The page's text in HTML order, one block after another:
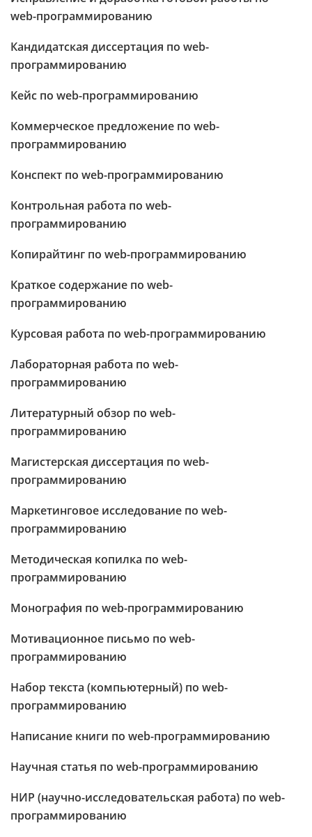
web-программированию
Кандидатская диссертация по web-
программированию
Кейс по web-программированию
Коммерческое предложение по web-
программированию
Конспект по web-программированию
Контрольная работа по web-
программированию
Копирайтинг по web-программированию
Краткое содержание по web-
программированию
Курсовая работа по web-программированию
Лабораторная работа по web-
программированию
Литературный обзор по web-
программированию
Магистерская диссертация по web-
программированию
Маркетинговое исследование по web-
программированию
Методическая копилка по web-
программированию
Монография по web-программированию
Мотивационное письмо по web-
программированию
Набор текста (компьютерный) по web-
программированию
Написание книги по web-программированию
Научная статья по web-программированию
НИР (научно-исследовательская работа) по web-
программированию